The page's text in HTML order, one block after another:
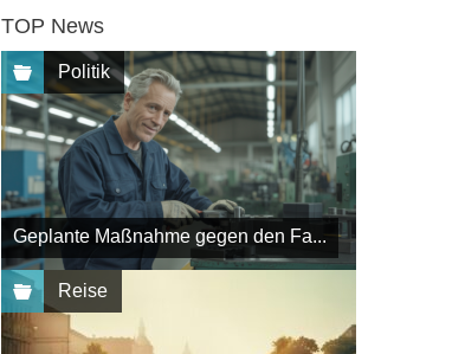
TOP News
Politik
Geplante Maßnahme gegen den Fa...
Reise